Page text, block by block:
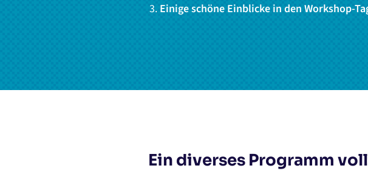
Einige schöne Einblicke in den Workshop-
Ein diverses Programm